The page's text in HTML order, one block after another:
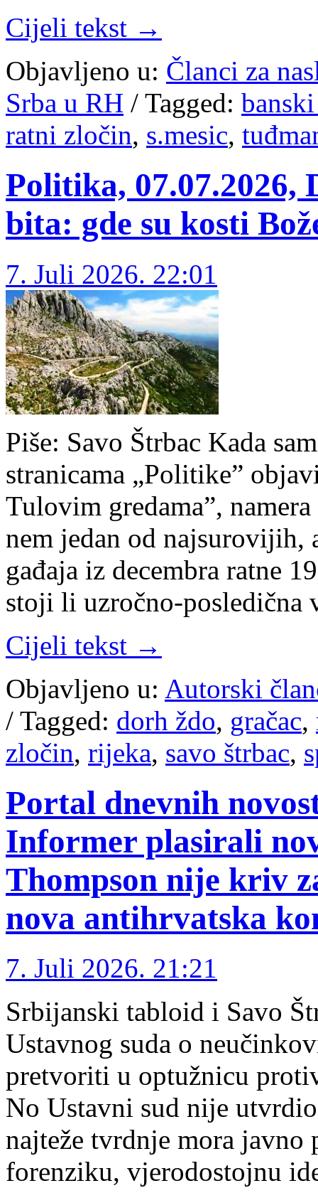
Cijeli tekst →
Objavljeno u: Članci za
Srba u RH / Tagged:
ratni zločin, s.mesic,
Politika,
bi­ta: gde su ko­sti
7. Juli 2026. 22:01
Piše: Savo Štrbac Ka­da
stra­ni­ca­ma „Po­li­ti­ke”
Tu­lo­vim gre­da­ma”,
nem je­dan od
ga­đa­ja iz de­cem­bra rat­ne
sto­ji li uzroč­no-po­sle­dič­na
Cijeli tekst →
Objavljeno u: Autorski
/ Tagged: dorh ždo, gračac,
zločin, rijeka, savo štrbac,
Portal dnevnih
Informer plasirali
Thompson nije kriv
nova antihrvatska
7. Juli 2026. 21:21
Srbijanski tabloid i Savo
Ustavnog suda o
pretvoriti u optužnicu
No Ustavni sud nije
najteže tvrdnje mora javno
forenziku, vjerodostojnu